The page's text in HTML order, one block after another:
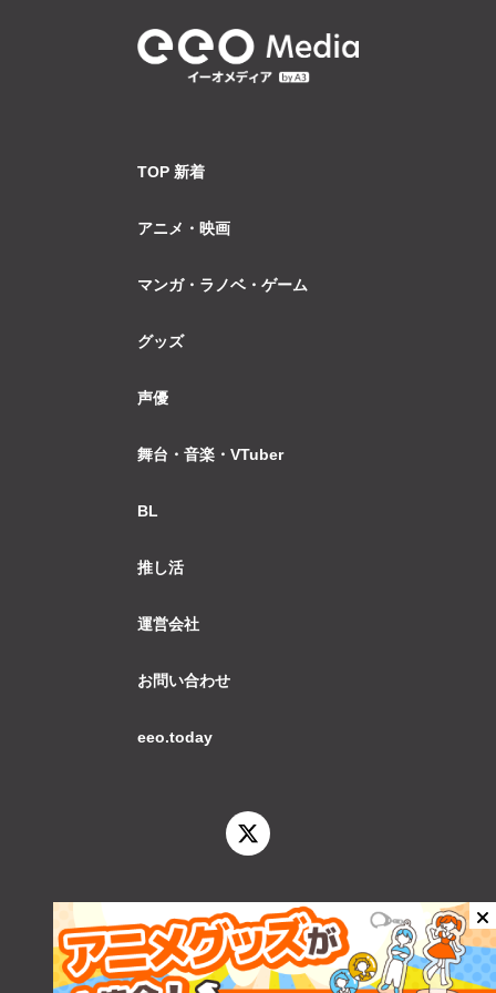
TOP 新着
アニメ・映画
マンガ・ラノベ・ゲーム
グッズ
声優
舞台・音楽・VTuber
BL
推し活
運営会社
お問い合わせ
eeo.today
© 2026 eeo.today